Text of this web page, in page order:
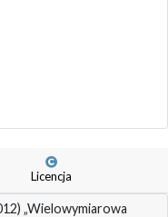
Licencja
„Wielowymiarowa